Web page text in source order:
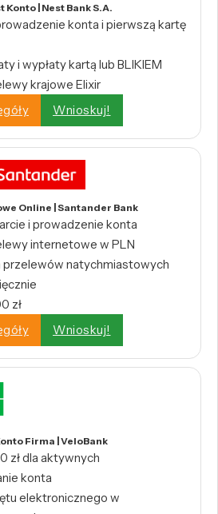
Konto | Nest Bank S.A.
konta i pierwszą kartę
i wypłaty kartą lub BLIKIEM
krajowe Elixir
Wnioskuj!
Online | Santander Bank
i prowadzenie konta
internetowe w PLN
przelewów natychmiastowych
zł
Wnioskuj!
Firma | VeloBank
zł dla aktywnych
konta
elektronicznego w